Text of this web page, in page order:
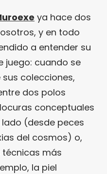
ya hace dos
y en todo
a entender su
juego: cuando se
colecciones,
dos polos
conceptuales
(desde peces
del cosmos) o,
técnicas más
la piel